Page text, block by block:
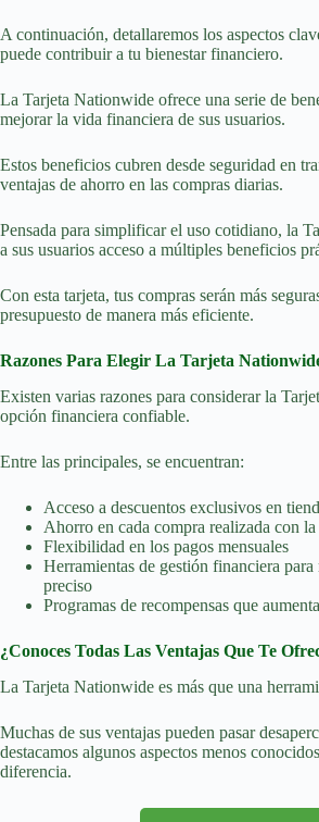
A continuación, detallaremos los aspectos
puede contribuir a tu bienestar financiero.
La Tarjeta Nationwide ofrece una serie de
mejorar la vida financiera de sus usuarios.
Estos beneficios cubren desde seguridad en
ventajas de ahorro en las compras diarias.
Pensada para simplificar el uso cotidiano, la
a sus usuarios acceso a múltiples beneficios
Con esta tarjeta, tus compras serán más
presupuesto de manera más eficiente.
Razones Para Elegir La Tarjeta
Existen varias razones para considerar la
opción financiera confiable.
Entre las principales, se encuentran:
Acceso a descuentos exclusivos en
Ahorro en cada compra realizada con la
Flexibilidad en los pagos mensuales
Herramientas de gestión financiera
preciso
Programas de recompensas que
¿Conoces Todas Las Ventajas Que Te
La Tarjeta Nationwide es más que una
Muchas de sus ventajas pueden pasar
destacamos algunos aspectos menos
diferencia.